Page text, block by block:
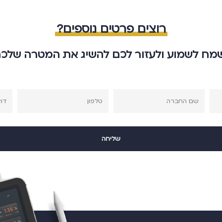
רוצים פרטים נוספים?
לשמוע ולעזור לכם להשיג את המטרה